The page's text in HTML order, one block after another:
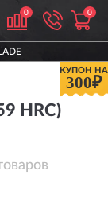
0 0
КУПОН НА
300₽
HRC)